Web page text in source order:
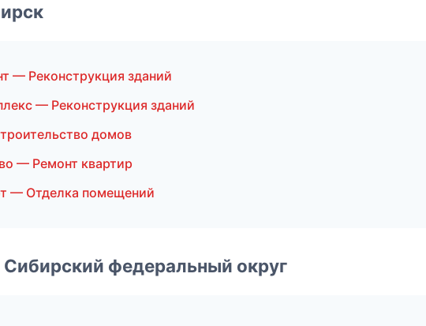
— Реконструкция зданий
— Реконструкция зданий
домов
— Ремонт квартир
— Отделка помещений
Сибирский федеральный округ